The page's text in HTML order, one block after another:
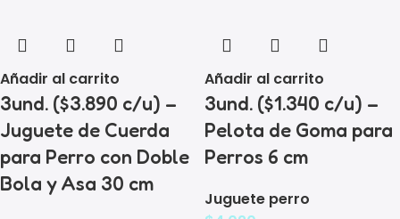
Añadir al carrito
3und. ($3.890 c/u) –
Juguete de Cuerda
para Perro con Doble
Bola y Asa 30 cm
Añadir al carrito
3und. ($1.340 c/u) –
Pelota de Goma para
Perros 6 cm
Juguete perro